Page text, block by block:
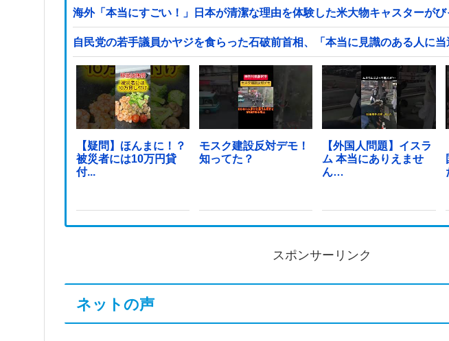
海外「本当にすごい！」日本が清潔な理由を体験した米大物キャスターが
自民党の若手議員かヤジを食らった石破前首相、「本当に見識のある人に
【疑問】ほんまに！？
被災者には10万円貸
付...
モスク建設反対デモ！
知ってた？
【外国人問題】イスラ
ム 本当にありえませ
ん…
スポンサーリンク
ネットの声